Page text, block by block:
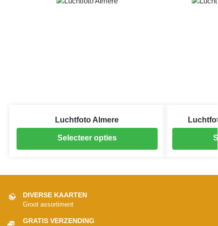
Luchtfoto Almere
Selecteer opties
DIVERSE KAARTEN
Groot assortiment
GRATIS VERZENDING